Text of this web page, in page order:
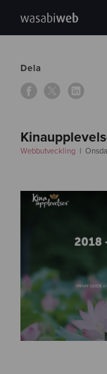
Dela
Webbutveckling